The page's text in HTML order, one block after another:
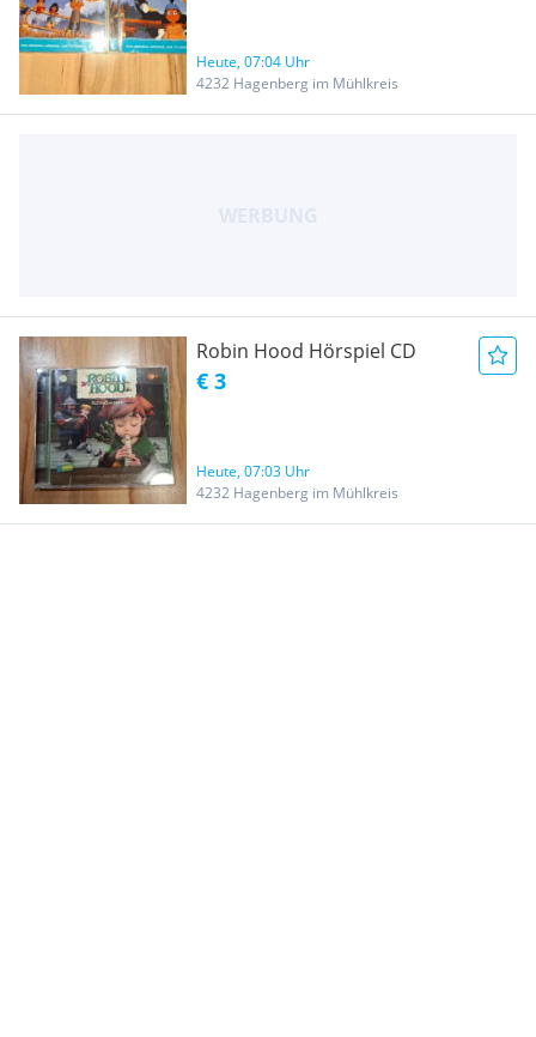
Heute, 07:04 Uhr
4232 Hagenberg im Mühlkreis
Robin Hood Hörspiel CD
€ 3
Heute, 07:03 Uhr
4232 Hagenberg im Mühlkreis